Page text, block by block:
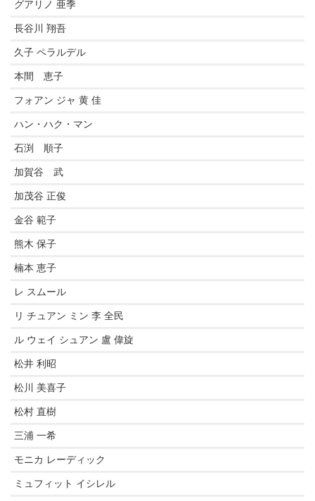
グアリノ 亜季
長谷川 翔吾
久子 ペラルデル
本間 恵子
フォアン ジャ 黄 佳
ハン・ハク・マン
石渕 順子
加賀谷 武
加茂谷 正俊
金谷 範子
熊木 保子
楠本 恵子
レ スムール
リ チュアン ミン 李 全民
ル ウェイ シュアン 盧 偉旋
松井 利昭
松川 美喜子
松村 直樹
三浦 一希
モニカ レーディック
ミュフィット イシレル